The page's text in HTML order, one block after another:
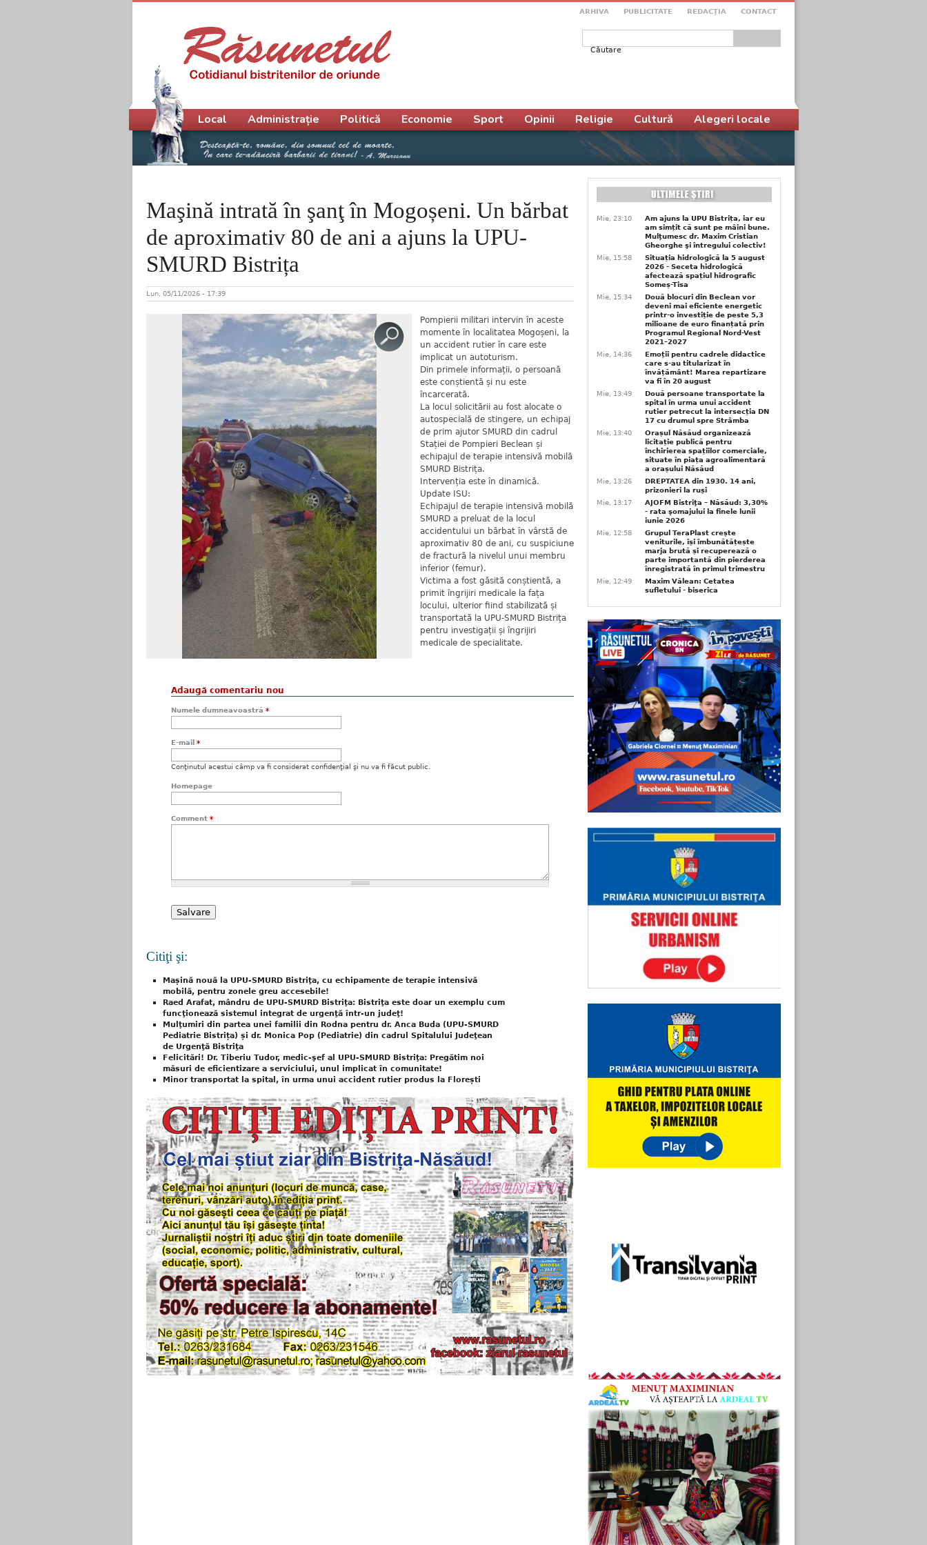
ARHIVA PUBLICITATE REDACŢIA CONTACT
Formular de căutare
Maşină intrată în şanţ în Mogoșeni. Un bărbat
de aproximativ 80 de ani a ajuns la UPU-
SMURD Bistrița
Lun, 05/11/2026 - 17:39
Pompierii militari intervin în aceste
momente în localitatea Mogoșeni, la
un accident rutier în care este
implicat un autoturism.
Din primele informații, o persoană
este conștientă și nu este
încarcerată.
La locul solicitării au fost alocate o
autospecială de stingere, un echipaj
de prim ajutor SMURD din cadrul
Stației de Pompieri Beclean și
echipajul de terapie intensivă mobilă
SMURD Bistrița.
Intervenția este în dinamică.
Update ISU:
Echipajul de terapie intensivă mobilă
SMURD a preluat de la locul
accidentului un bărbat în vârstă de
aproximativ 80 de ani, cu suspiciune
de fractură la nivelul unui membru
inferior (femur).
Victima a fost găsită conștientă, a
primit îngrijiri medicale la fața
locului, ulterior fiind stabilizată și
transportată la UPU-SMURD Bistrița
pentru investigații și îngrijiri
medicale de specialitate.
Adaugă comentariu nou
Numele dumneavoastră *
E-mail *
Conţinutul acestui câmp va fi considerat confidenţial şi nu va fi făcut public.
Homepage
Comment *
Citiţi şi:
Mașină nouă la UPU-SMURD Bistriţa, cu echipamente de terapie intensivă
mobilă, pentru zonele greu accesebile!
Raed Arafat, mândru de UPU-SMURD Bistriţa: Bistriţa este doar un exemplu cum
funcţionează sistemul integrat de urgenţă într-un judeţ!
Mulţumiri din partea unei familii din Rodna pentru dr. Anca Buda (UPU-SMURD
Pediatrie Bistrița) și dr. Monica Pop (Pediatrie) din cadrul Spitalului Judeţean
de Urgenţă Bistriţa
Felicitări! Dr. Tiberiu Tudor, medic-şef al UPU-SMURD Bistriţa: Pregătim noi
măsuri de eficientizare a serviciului, unul implicat în comunitate!
Minor transportat la spital, în urma unui accident rutier produs la Florești
Meniu principal
Local Administrație Politică Economie Sport Opinii Religie Cultură Alegeri locale
Mie, 23:10
Am ajuns la UPU Bistrița, iar eu
am simțit că sunt pe mâini bune.
Mulţumesc dr. Maxim Cristian
Gheorghe şi întregului colectiv!
Mie, 15:58
Situația hidrologică la 5 august
2026 - Seceta hidrologică
afectează spațiul hidrografic
Someș-Tisa
Mie, 15:34
Două blocuri din Beclean vor
deveni mai eficiente energetic
printr-o investiție de peste 5,3
milioane de euro finanțată prin
Programul Regional Nord-Vest
2021–2027
Mie, 14:36
Emoții pentru cadrele didactice
care s-au titularizat în
învățământ! Marea repartizare
va fi în 20 august
Mie, 13:49
Două persoane transportate la
spital în urma unui accident
rutier petrecut la intersecția DN
17 cu drumul spre Strâmba
Mie, 13:40
Orașul Năsăud organizează
licitație publică pentru
închirierea spațiilor comerciale,
situate în piața agroalimentară
a orașului Năsăud
Mie, 13:26
DREPTATEA din 1930. 14 ani,
prizonieri la ruși
Mie, 13:17
AJOFM Bistriţa – Năsăud: 3,30%
- rata şomajului la finele lunii
iunie 2026
Mie, 12:58
Grupul TeraPlast crește
veniturile, își îmbunătățește
marja brută și recuperează o
parte importantă din pierderea
înregistrată în primul trimestru
Mie, 12:49
Maxim Vălean: Cetatea
sufletului - biserica